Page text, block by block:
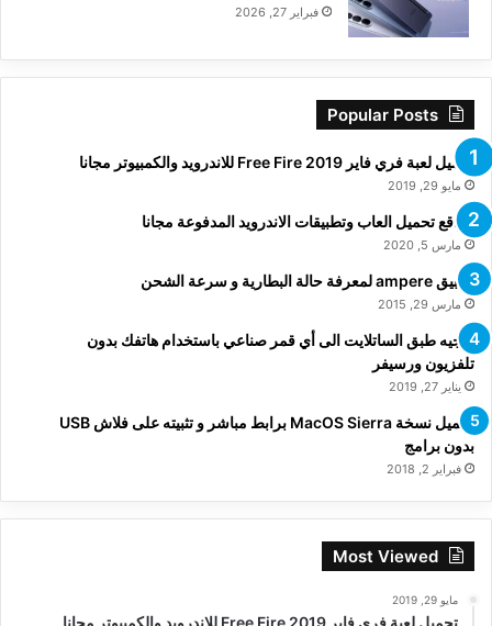
فبراير 27, 2026
Popular Posts
تحميل لعبة فري فاير Free Fire 2019 للاندرويد والكمبيوتر مجانا
مايو 29, 2019
مواقع تحميل العاب وتطبيقات الاندرويد المدفوعة مجانا
مارس 5, 2020
تطبيق ampere لمعرفة حالة البطارية و سرعة الشحن
مارس 29, 2015
توجيه طبق الساتلايت الى أي قمر صناعي باستخدام هاتفك بدون
تلفزيون ورسيفر
يناير 27, 2019
تحميل نسخة MacOS Sierra برابط مباشر و تثبيته على فلاش USB
بدون برامج
فبراير 2, 2018
Most Viewed
مايو 29, 2019